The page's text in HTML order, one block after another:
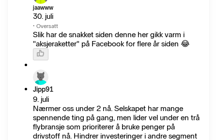
jaawww
30. juli
· Oversatt
Slik har de snakket siden denne her gikk varm i
"aksjeraketter" på Facebook for flere år siden 😂
Jipp91
9. juli
Nærmer oss under 2 nå. Selskapet har mange
spennende ting på gang, men lider vel under en trå
flybransje som prioriterer å bruke penger på
drivstoff nå. Hindrer investeringer i andre segment